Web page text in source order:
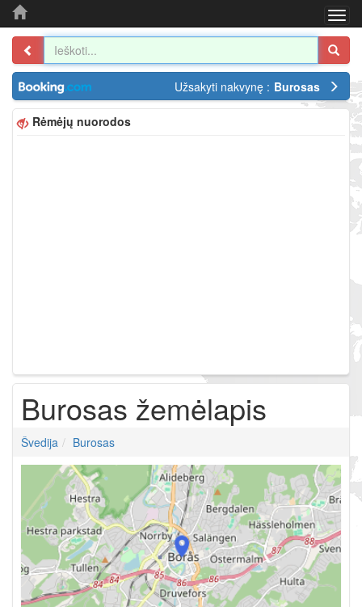
Užsakyti nakvynę : Burosas
Rėmėjų nuorodos
Burosas žemėlapis
Švedija Burosas